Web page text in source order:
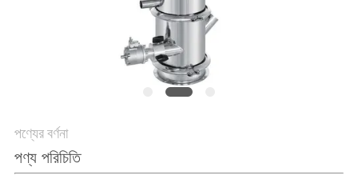
পণ্যের বর্ণনা
পণ্য পরিচিতি